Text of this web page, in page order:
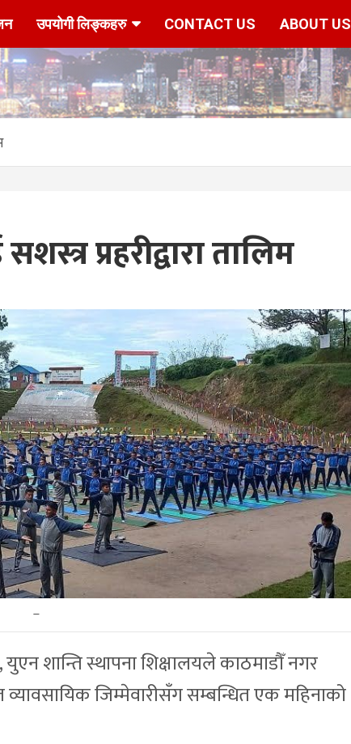
उपयोगी लिङ्कहरु CONTACT US ABOUT US
प्रहरीद्वारा तालिम
–
शान्ति स्थापना शिक्षालयले काठमाडौँ नगर
व्यावसायिक जिम्मेवारीसँग सम्बन्धित एक महिनाको